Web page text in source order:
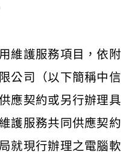
維護服務項目，依附
公司（以下簡稱中信
應契約或另行辦理具
護服務共同供應契約
就現行辦理之電腦軟